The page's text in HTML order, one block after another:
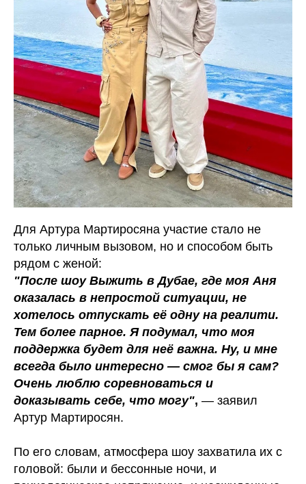
Для Артура Мартиросяна участие стало не
только личным вызовом, но и способом быть
рядом с женой:
"После шоу Выжить в Дубае, где моя Аня
оказалась в непростой ситуации, не
хотелось отпускать её одну на реалити.
Тем более парное. Я подумал, что моя
поддержка будет для неё важна. Ну, и мне
всегда было интересно — смог бы я сам?
Очень люблю соревноваться и
доказывать себе, что могу", — заявил
Артур Мартиросян.
По его словам, атмосфера шоу захватила их с
головой: были и бессонные ночи, и